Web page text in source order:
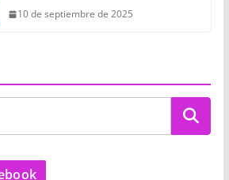
10 de septiembre de 2025